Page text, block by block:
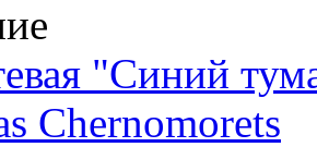
"Синий
Chernomorets